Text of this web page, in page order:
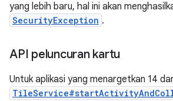
yang lebih baru, hal ini akan
SecurityException .
API peluncuran kartu
Untuk aplikasi yang menargetkan 14